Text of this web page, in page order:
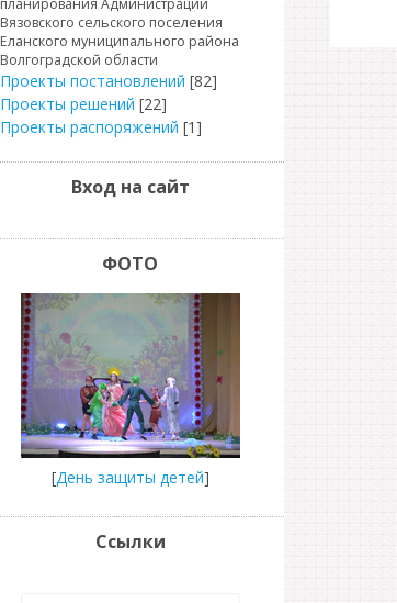
планирования Администрации
Вязовского сельского поселения
Еланского муниципального района
Волгоградской области
Проекты постановлений [82]
Проекты решений [22]
Проекты распоряжений [1]
Вход на сайт
ФОТО
[День защиты детей]
Ссылки